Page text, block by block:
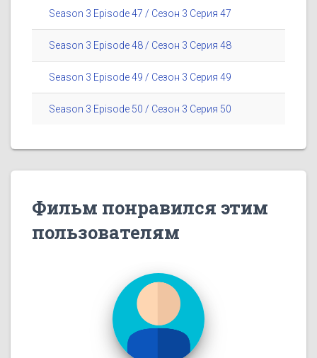
Season 3 Episode 47 / Сезон 3 Серия 47
Season 3 Episode 48 / Сезон 3 Серия 48
Season 3 Episode 49 / Сезон 3 Серия 49
Season 3 Episode 50 / Сезон 3 Серия 50
Фильм понравился этим
пользователям